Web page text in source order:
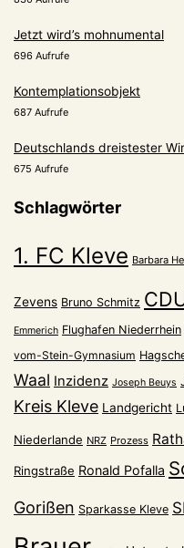
Jetzt wird’s mohnumental
696 Aufrufe
Kontemplationsobjekt
687 Aufrufe
Deutschlands dreistester
675 Aufrufe
Schlagwörter
1. FC Kleve Barbara
Zevens Bruno Schmitz
Emmerich Flughafen Niederrhein
vom-Stein-Gymnasium
Waal Inzidenz Joseph Beuys
Kreis Kleve Landgericht
Niederlande NRZ Prozess
Ringstraße Ronald Pofalla
Gorißen Sparkasse Kleve